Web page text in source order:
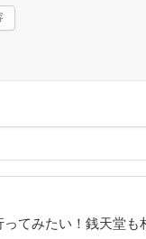
てみたい！銭天堂も